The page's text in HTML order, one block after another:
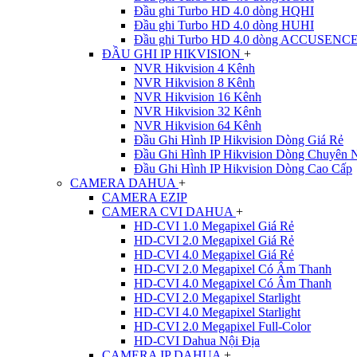
Đầu ghi Turbo HD 4.0 dòng HQHI
Đầu ghi Turbo HD 4.0 dòng HUHI
Đầu ghi Turbo HD 4.0 dòng ACCUSENCE
ĐẦU GHI IP HIKVISION +
NVR Hikvision 4 Kênh
NVR Hikvision 8 Kênh
NVR Hikvision 16 Kênh
NVR Hikvision 32 Kênh
NVR Hikvision 64 Kênh
Đầu Ghi Hình IP Hikvision Dòng Giá Rẻ
Đầu Ghi Hình IP Hikvision Dòng Chuyên
Đầu Ghi Hình IP Hikvision Dòng Cao Cấp
CAMERA DAHUA +
CAMERA EZIP
CAMERA CVI DAHUA +
HD-CVI 1.0 Megapixel Giá Rẻ
HD-CVI 2.0 Megapixel Giá Rẻ
HD-CVI 4.0 Megapixel Giá Rẻ
HD-CVI 2.0 Megapixel Có Âm Thanh
HD-CVI 4.0 Megapixel Có Âm Thanh
HD-CVI 2.0 Megapixel Starlight
HD-CVI 4.0 Megapixel Starlight
HD-CVI 2.0 Megapixel Full-Color
HD-CVI Dahua Nội Địa